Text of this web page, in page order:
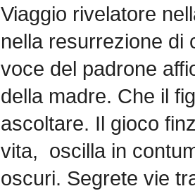
Viaggio rivelatore
nella resurrezione di
voce del padrone
della madre. Che il
ascoltare. Il gioco
vita, oscilla in
oscuri. Segrete vie